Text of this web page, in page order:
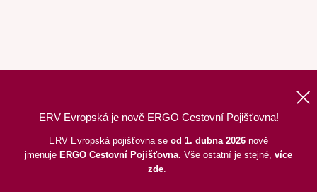
ERV Evropská je nově ERGO Cestovní Pojišťovna!
ERV Evropská pojišťovna se od 1. dubna 2026 nově
jmenuje ERGO Cestovní Pojišťovna. Vše ostatní je stejné, více
zde.
©2026 ERGO Cestovní Pojišťovna, a. s., pod dohledem ČNB